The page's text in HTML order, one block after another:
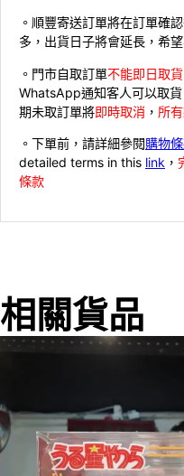
。順豐寄送訂單將在訂單確
多，出貨日子將會延長，希
。門市自取訂單不能即日取貨
WhatsApp通知客人可以取
期未取訂單將即時取消 ， 所
。下單前，請詳細參閱購物
detailed terms in this link ，
條款
相關貨品